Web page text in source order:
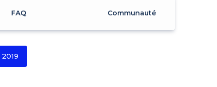
FAQ Communauté
2019